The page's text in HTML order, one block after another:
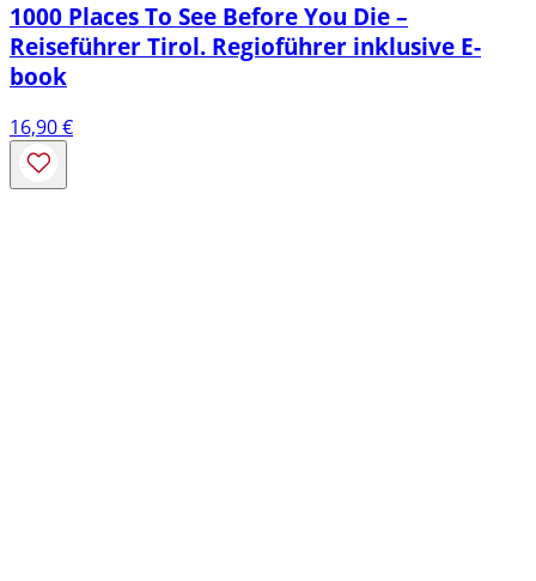
1000 Places To See Before You Die –
Reiseführer Tirol. Regioführer inklusive E-
book
16,90€